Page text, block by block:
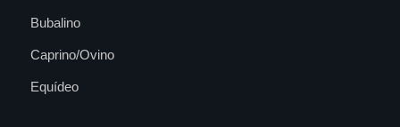
Bubalino
Caprino/Ovino
Equídeo